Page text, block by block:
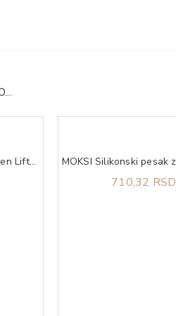
L'Oreal Paris Elseve Collagen Lifter regenerator za kosu 250 ml
710,32 RSD